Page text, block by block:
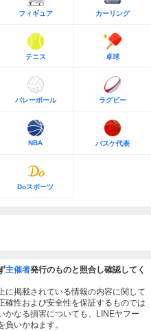
フィギュア カーリング
テニス 卓球
バレーボール ラグビー
NBA バスケ代表
Doスポーツ
主催者発行のものと照合し確認してく
に掲載されている情報の内容に関して
確性および安全性を保証するものでは
かなる損害についても、LINEヤフー
いかねます。